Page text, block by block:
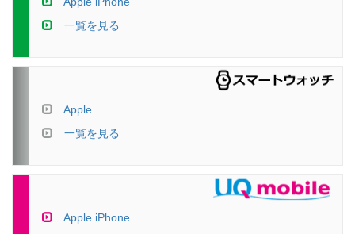
一覧を見る
Apple
一覧を見る
Apple iPhone